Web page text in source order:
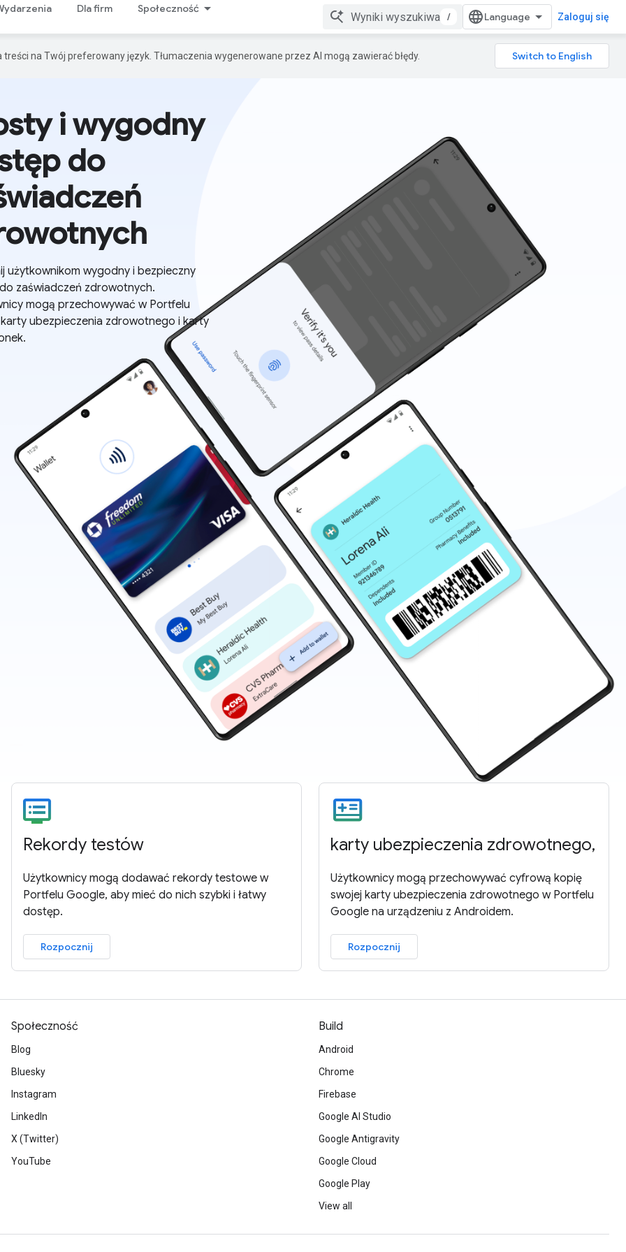
Dla firm Społeczność
/ Zaloguj się
treści na Twój preferowany język. Tłumaczenia wygenerowane przez AI mogą zawierać błędy.
i wygodny
do
użytkownikom wygodny i bezpieczny
zaświadczeń zdrowotnych.
mogą przechowywać w Portfelu
ubezpieczenia zdrowotnego i karty
Rekordy testów
Użytkownicy mogą dodawać rekordy testowe w
Portfelu Google, aby mieć do nich szybki i łatwy
dostęp.
Rozpocznij
karty ubezpieczenia zdrowotnego,
Użytkownicy mogą przechowywać cyfrową kopię
swojej karty ubezpieczenia zdrowotnego w Portfelu
Google na urządzeniu z Androidem.
Rozpocznij
Społeczność
Blog
Bluesky
Instagram
LinkedIn
X (Twitter)
YouTube
Build
Android
Chrome
Firebase
Google AI Studio
Google Antigravity
Google Cloud
Google Play
View all